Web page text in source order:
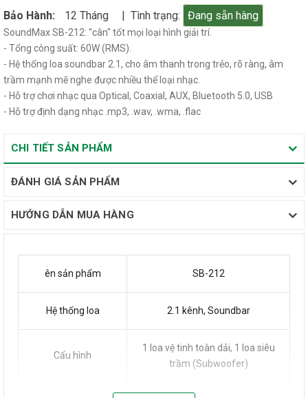
Bảo Hành: 12 Tháng | Tình trạng: Đang sẵn hàng
SoundMax SB-212: "cân" tốt mọi loại hình giải trí.
- Tổng công suất: 60W (RMS).
- Hệ thống loa soundbar 2.1, cho âm thanh trong trẻo, rõ ràng, âm
trầm mạnh mẽ nghe được nhiều thể loại nhạc.
- Hỗ trợ chơi nhạc qua Optical, Coaxial, AUX, Bluetooth 5.0, USB
- Hỗ trợ định dạng nhạc .mp3, .wav, .wma, .flac
CHI TIẾT SẢN PHẨM
ĐÁNH GIÁ SẢN PHẨM
HƯỚNG DẪN MUA HÀNG
ên sản phẩm SB-212
Hệ thống loa 2.1 kênh, Soundbar
Cấu hình
1 loa vệ tinh toàn dải, 1 loa siêu
trầm (Subwoofer)